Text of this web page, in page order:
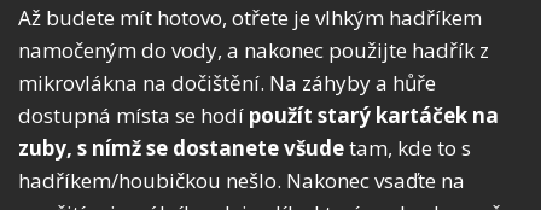
Až budete mít hotovo, otřete je vlhkým hadříkem
namočeným do vody, a nakonec použijte hadřík z
mikrovlákna na dočištění. Na záhyby a hůře
dostupná místa se hodí použít starý kartáček na
zuby, s nímž se dostanete všudetam, kde to s
hadříkem/houbičkou nešlo. Nakonec vsaďte na